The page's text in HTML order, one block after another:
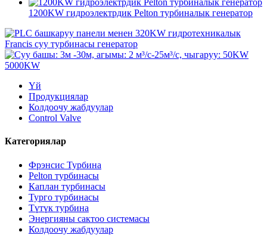
1200KW гидроэлектрдик Pelton турбиналык генератор
Үй
Продукциялар
Колдоочу жабдуулар
Control Valve
Категориялар
Фрэнсис Турбина
Pelton турбинасы
Каплан турбинасы
Турго турбинасы
Түтүк турбина
Энергияны сактоо системасы
Колдоочу жабдуулар